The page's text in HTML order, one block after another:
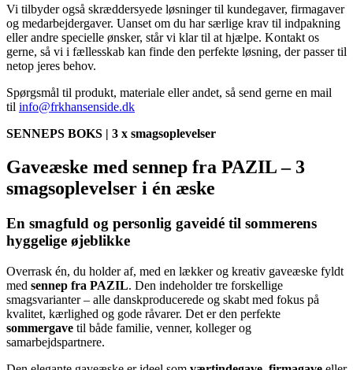
Vi tilbyder også skræddersyede løsninger til kundegaver, firmagaver
og medarbejdergaver. Uanset om du har særlige krav til indpakning
eller andre specielle ønsker, står vi klar til at hjælpe. Kontakt os
gerne, så vi i fællesskab kan finde den perfekte løsning, der passer til
netop jeres behov.
Spørgsmål til produkt, materiale eller andet, så send gerne en mail
til info@frkhansenside.dk
SENNEPS BOKS | 3 x smagsoplevelser
Gaveæske med sennep fra PAZIL – 3
smagsoplevelser i én æske
En smagfuld og personlig gaveidé til sommerens
hyggelige øjeblikke
Overrask én, du holder af, med en lækker og kreativ gaveæske fyldt
med sennep fra PAZIL. Den indeholder tre forskellige
smagsvarianter – alle danskproducerede og skabt med fokus på
kvalitet, kærlighed og gode råvarer. Det er den perfekte
sommergave til både familie, venner, kolleger og
samarbejdspartnere.